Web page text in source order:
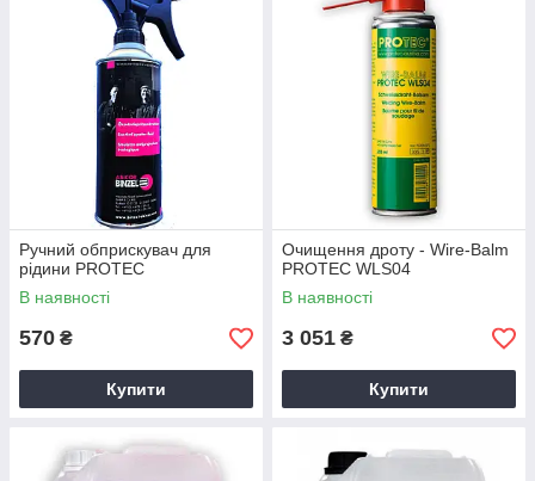
Ручний обприскувач для
рідини PROTEC
В наявності
570 ₴
Купити
Очищення дроту - Wire-Balm
PROTEC WLS04
В наявності
3 051 ₴
Купити